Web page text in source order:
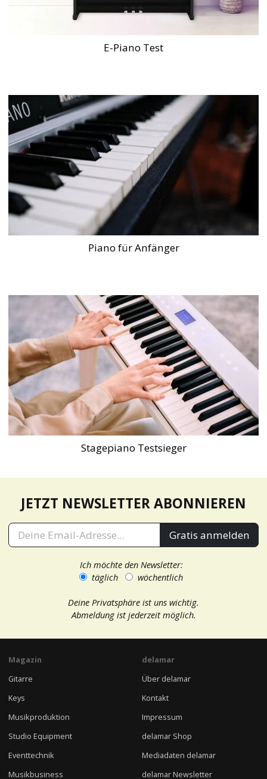
E-Piano Test
Piano für Anfänger
Stagepiano Testsieger
JETZT NEWSLETTER ABONNIEREN
Gratis anmelden
Ich möchte den Newsletter:
täglich
wöchentlich
Deine Privatsphäre ist uns wichtig.
Abmeldung ist jederzeit möglich.
Magazin
Gitarre
Keys
Musikproduktion
Studio Equipment
Eventtechnik
Musikbusiness
delamar
Über delamar
Kontakt
Impressum
delamar Shop
Mediadaten delamar
delamar Newsletter